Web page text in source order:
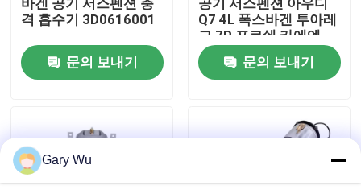
뉴스
사건
자동차 공기 서스펜션 시스템
바겐 공기 서스펜션 충
격 흡수기 3D0616001
문의 보내기
공기 서스펜션 아우디
Q7 4L 폭스바겐 투아레
그 7P 포르쉐 카에엔
92A
문의 보내기
Gary Wu